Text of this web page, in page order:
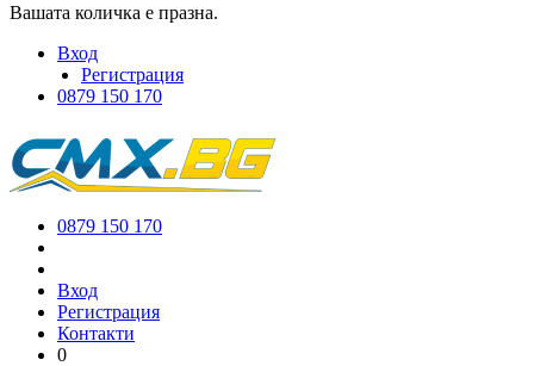
Вашата количка е празна.
Вход
Регистрация
0879 150 170
0879 150 170
Вход
Регистрация
Контакти
0